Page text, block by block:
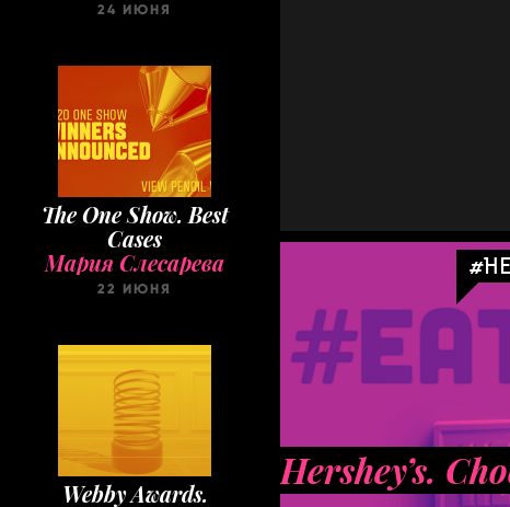
24 ИЮНЯ
The One Show. Best
Cases
Мария Слесарева
22 ИЮНЯ
Webby Awards.
Hershey’s.